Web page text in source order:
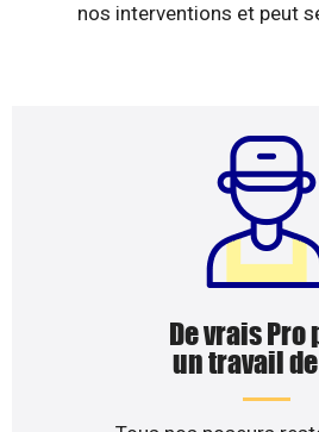
nos interventions et peut
De vrais Pro
un travail